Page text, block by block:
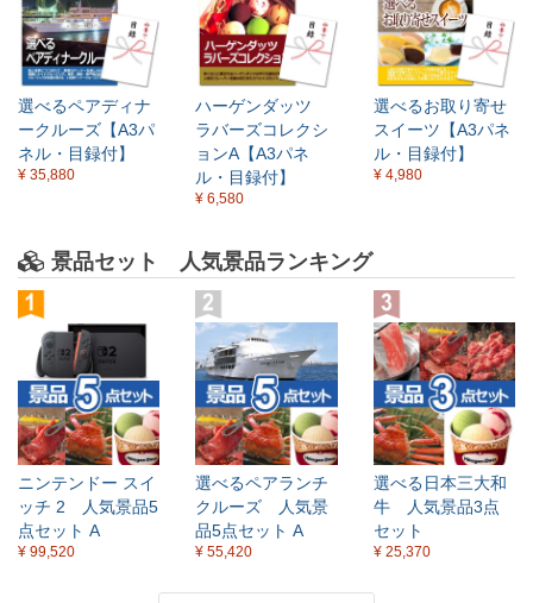
選べるペアディナ
ークルーズ【A3パ
ネル・目録付】
¥ 35,880
ハーゲンダッツ
ラバーズコレクシ
ョンA【A3パネ
ル・目録付】
¥ 6,580
選べるお取り寄せ
スイーツ【A3パネ
ル・目録付】
¥ 4,980
景品セット 人気景品ランキング
ニンテンドー スイ
ッチ 2 人気景品5
点セット A
¥ 99,520
選べるペアランチ
クルーズ 人気景
品5点セット A
¥ 55,420
選べる日本三大和
牛 人気景品3点
セット
¥ 25,370